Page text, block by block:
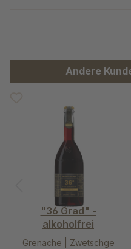
Produktgalerie überspringen
Andere
"36 Grad" -
alkoholfrei
Grenache | Zwetschge